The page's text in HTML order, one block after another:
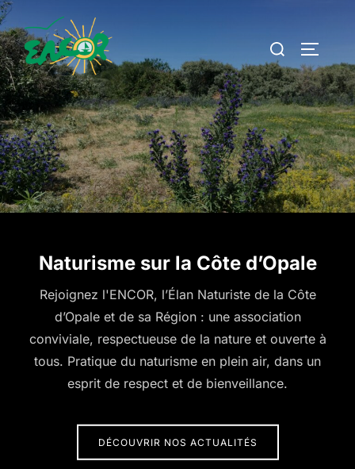
Aller
au
contenu
Rechercher :
Naturisme sur la Côte d’Opale
Rejoignez l'ENCOR, l’Élan Naturiste de la Côte
d’Opale et de sa Région : une association
conviviale, respectueuse de la nature et ouverte à
tous. Pratique du naturisme en plein air, dans un
esprit de respect et de bienveillance.
DÉCOUVRIR NOS ACTUALITÉS